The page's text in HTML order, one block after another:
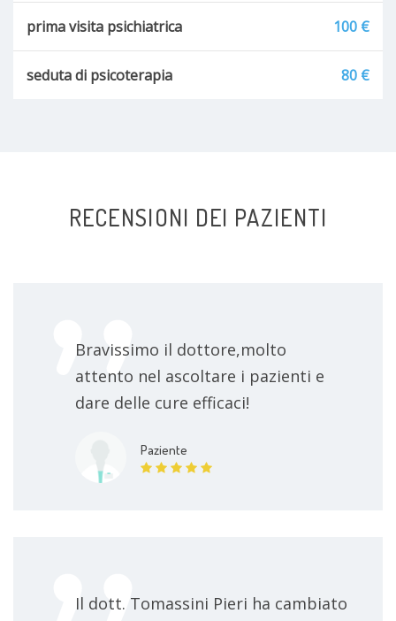
prima visita psichiatrica 100 €
seduta di psicoterapia 80 €
RECENSIONI DEI PAZIENTI
Bravissimo il dottore,molto
attento nel ascoltare i pazienti e
dare delle cure efficaci!
Paziente
Il dott. Tomassini Pieri ha cambiato